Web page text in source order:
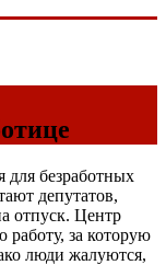
для безработных
депутатов,
отпуск. Центр
работу, за которую
люди жалуются,